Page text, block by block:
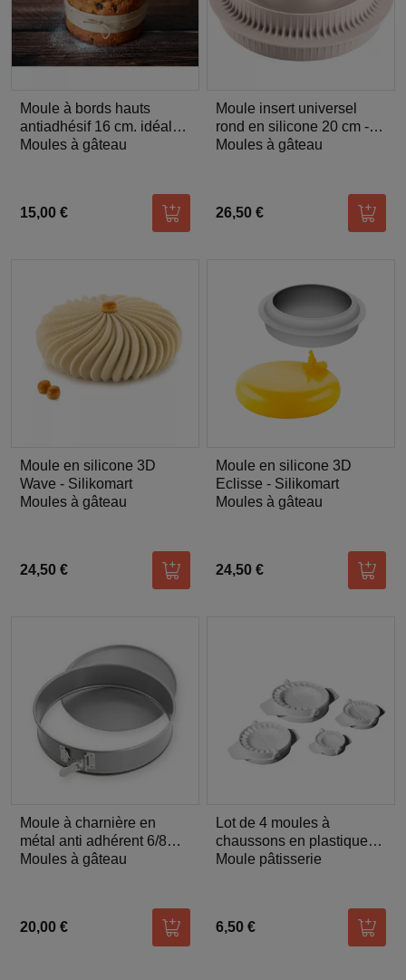
Moule à bords hauts
antiadhésif 16 cm. idéal
panettone ou g
Moules à gâteau
15,00 € Ajouter au panier
Moule insert universel
rond en silicone 20 cm -
Silikomart
Moules à gâteau
26,50 €
Moule en silicone 3D
Wave - Silikomart
Moules à gâteau
24,50 € Ajouter au panier
Moule en silicone 3D
Eclisse - Silikomart
Moules à gâteau
24,50 €
Moule à charnière en
métal anti adhérent 6/8
parts 24 cm -
Moules à gâteau
20,00 € Ajouter au panier
Lot de 4 moules à
chaussons en plastique
blanc 6. 8. 10 et 1
Moule pâtisserie
6,50 €